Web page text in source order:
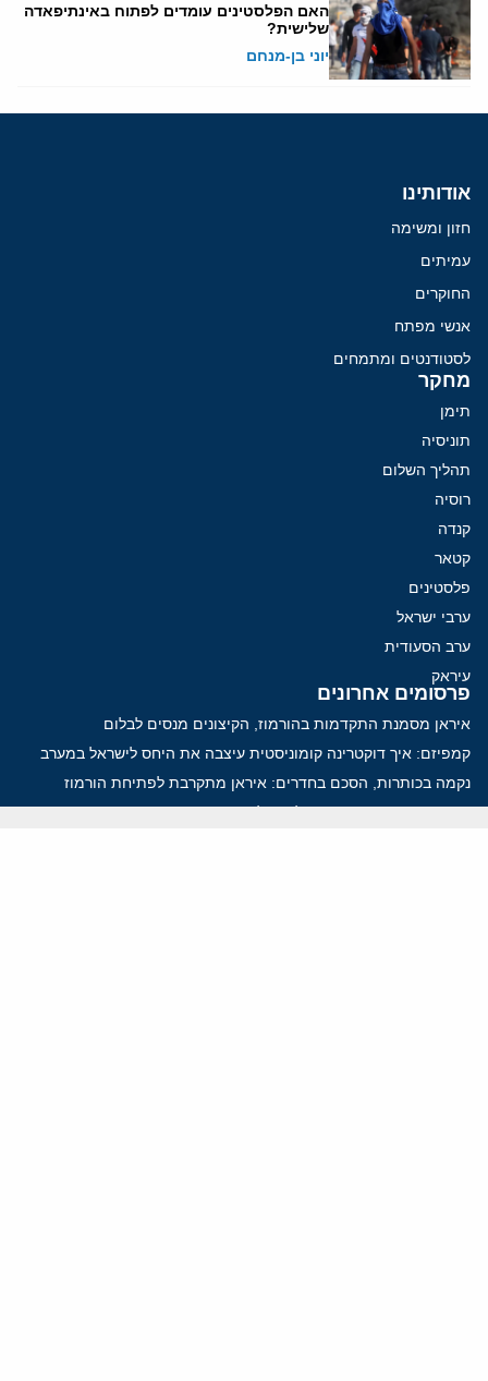
האם הפלסטינים עומדים לפתוח באינתיפאדה
שלישית?
יוני בן-מנחם
אודותינו
חזון ומשימה
עמיתים
החוקרים
אנשי מפתח
לסטודנטים ומתמחים
מחקר
תימן
תוניסיה
תהליך השלום
רוסיה
קנדה
קטאר
פלסטינים
ערבי ישראל
ערב הסעודית
עיראק
פרסומים אחרונים
איראן מסמנת התקדמות בהורמוז, הקיצונים מנסים לבלום
קמפיזם: איך דוקטרינה קומוניסטית עיצבה את היחס לישראל במערב
נקמה בכותרות, הסכם בחדרים: איראן מתקרבת לפתיחת הורמוז
עסקה מסוכנת: מועצת השלום של טראמפ וחמאס